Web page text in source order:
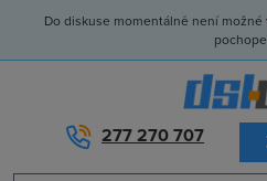
Do diskuse momentálně není
277 270 707